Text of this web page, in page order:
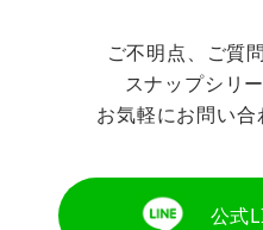
ご不明点、ご質
スナップシリ
お気軽にお問い合
公式